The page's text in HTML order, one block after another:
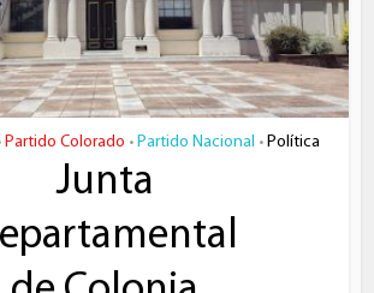
Partido Colorado • Partido Nacional • Política
Junta